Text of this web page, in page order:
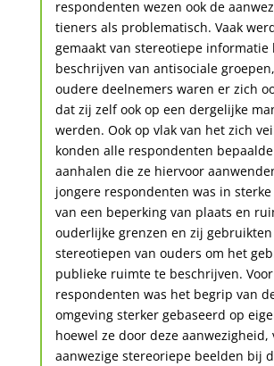
respondenten wezen ook de
tieners als problematisch. Vaak
gemaakt van stereotiepe informatie
beschrijven van antisociale
oudere deelnemers waren er zich
dat zij zelf ook op een dergelijke
werden. Ook op vlak van het zich
konden alle respondenten
aanhalen die ze hiervoor
jongere respondenten was in
van een beperking van plaats en
ouderlijke grenzen en zij gebruikten
stereotiepen van ouders om het
publieke ruimte te beschrijven.
respondenten was het begrip van
omgeving sterker gebaseerd op
hoewel ze door deze aanwezigheid,
aanwezige stereoriepe beelden bij